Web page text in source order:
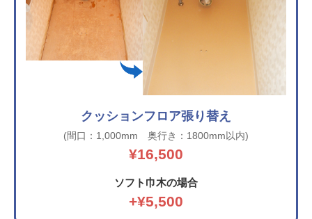
クッションフロア張り替え
(間口：1,000mm 奥行き：1800mm以内)
¥16,500
ソフト巾木の場合
+¥5,500